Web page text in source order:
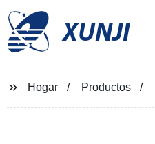
XUNJI
Hogar Productos